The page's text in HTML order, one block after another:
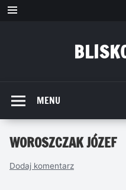
Przejdź
MENU
WOROSZCZAK JÓZEF
Dodaj komentarz